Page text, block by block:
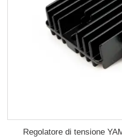
Regolatore di tensione